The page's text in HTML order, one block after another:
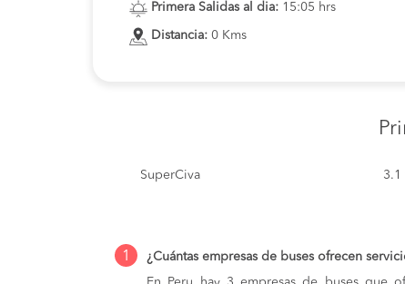
Primera Salidas al dia: 15:05 hrs
Distancia: 0 Kms
SuperCiva 3.1
1
¿Cuántas empresas de buses ofrecen